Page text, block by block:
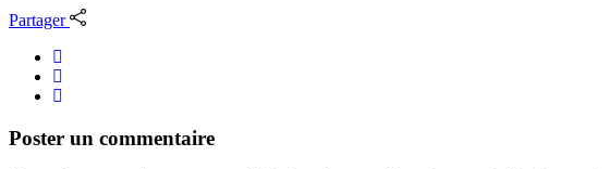
Partager
Poster un commentaire